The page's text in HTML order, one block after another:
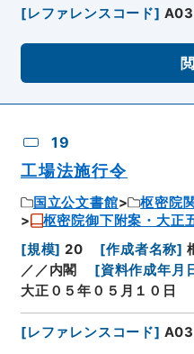
[レファレンスコード]
19
工場法施行令
国立公文書館 枢密院
枢密院御下附案・大正
[規模] 20 [作成者名称]
／／内閣
[資料作成年月
大正０５年０５月１０日
[レファレンスコード]